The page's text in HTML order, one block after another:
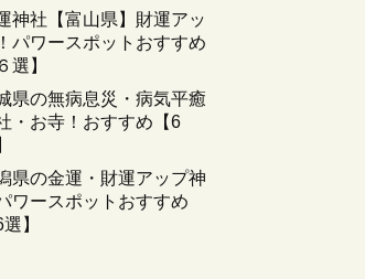
神社【富山県】財運アッ
パワースポットおすすめ
選】
県の無病息災・病気平癒
・お寺！おすすめ【6
県の金運・財運アップ神
ワースポットおすすめ
選】